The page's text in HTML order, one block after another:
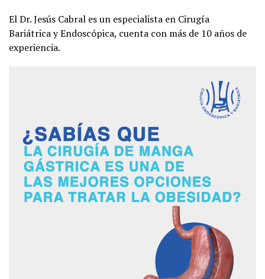
El Dr. Jesús Cabral es un especialista en Cirugía
Bariátrica y Endoscópica, cuenta con más de 10 años de
experiencia.